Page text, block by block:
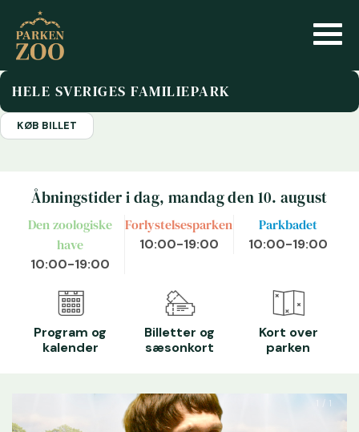
HELE SVERIGES FAMILIEPARK
KØB BILLET
Åbningstider i dag, mandag den 10. august
Den zoologiske
have
10:00-19:00
Forlystelsesparken
10:00-19:00
Parkbadet
10:00-19:00
Program og
kalender
Billetter og
sæsonkort
Kort over
parken
1 / 1